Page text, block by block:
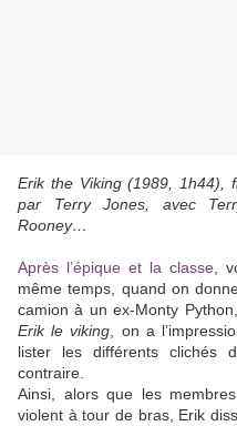
Erik the Viking (1989, 1h44),
par Terry Jones, avec
Rooney…
Après l’épique et la classe ,
même temps, quand on
camion à un ex-Monty
Erik le viking , on a
lister les différents
contraire.
Ainsi, alors que les
violent à tour de bras, Erik